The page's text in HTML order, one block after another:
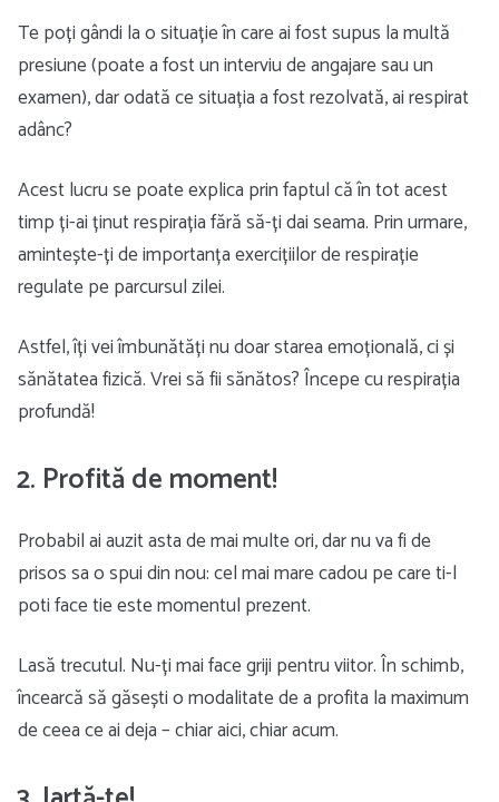
Te poți gândi la o situație în care ai fost supus la multă
presiune (poate a fost un interviu de angajare sau un
examen), dar odată ce situația a fost rezolvată, ai respirat
adânc?
Acest lucru se poate explica prin faptul că în tot acest
timp ți-ai ținut respirația fără să-ți dai seama. Prin urmare,
amintește-ți de importanța exercițiilor de respirație
regulate pe parcursul zilei.
Astfel, îți vei îmbunătăți nu doar starea emoțională, ci și
sănătatea fizică. Vrei să fii sănătos? Începe cu respirația
profundă!
2. Profită de moment!
Probabil ai auzit asta de mai multe ori, dar nu va fi de
prisos sa o spui din nou: cel mai mare cadou pe care ti-l
poti face tie este momentul prezent.
Lasă trecutul. Nu-ți mai face griji pentru viitor. În schimb,
încearcă să găsești o modalitate de a profita la maximum
de ceea ce ai deja – chiar aici, chiar acum.